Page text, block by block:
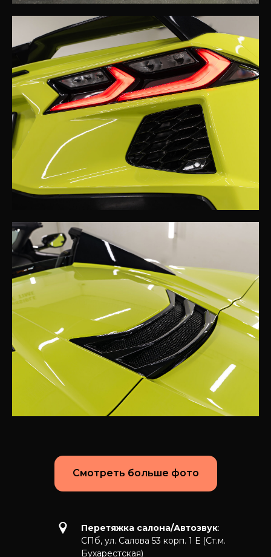
Смотреть больше фото
Перетяжка салона/Автозвук:
СПб, ул. Салова 53 корп. 1 Е (Ст.м.
Бухарестская)